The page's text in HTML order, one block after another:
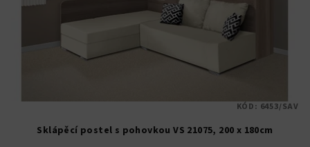
Sklápěcí postel s pohovkou VS 21075, 200 x 180cm
KÓD: 6453/SAV